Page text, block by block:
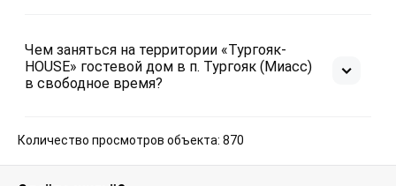
Чем заняться на территории «Тургояк-
HOUSE» гостевой дом в п. Тургояк (Миасс)
в свободное время?
Количество просмотров объекта: 870